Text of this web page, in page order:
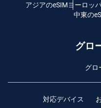
アジアのeSIMヨーロッ
中東の
グロ
グロ
対応デバイス